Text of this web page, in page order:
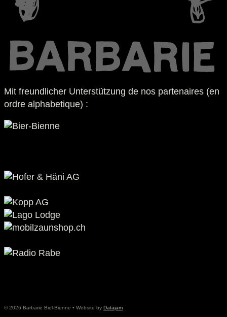
Mit freundlicher Unterstützung de nos partenaires (en
ordre alphabetique) :
© 2026 Barbarie Biel-Bienne • Website by Datajam